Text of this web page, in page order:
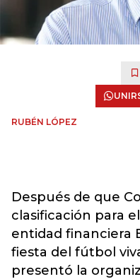
RUBÉN LÓPEZ
Después de que
clasificación para
entidad financiera
fiesta del fútbol
presentó la